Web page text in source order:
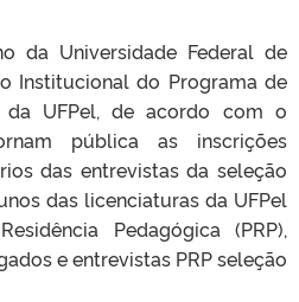
da Universidade Federal de
Institucional do Programa de
da UFPel, de acordo com o
pública as inscrições
das entrevistas da seleção
das licenciaturas da UFPel
Pedagógica (PRP),
e entrevistas PRP seleção